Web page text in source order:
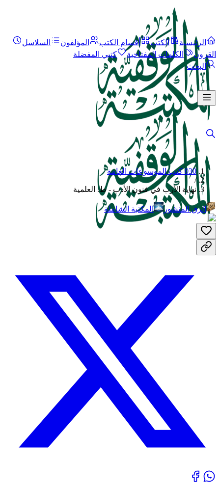
الرئيسية الكتب أقسام الكتب المؤلفون
السلاسل
القرون
الكلمات المفتاحية
كتبي المفضلة
البحث
030 كتب الموسوعات العامة
/
نهاية الأرب في فنون الأدب - ط. العلمية
الرق المنشور المكتبة الشاملة